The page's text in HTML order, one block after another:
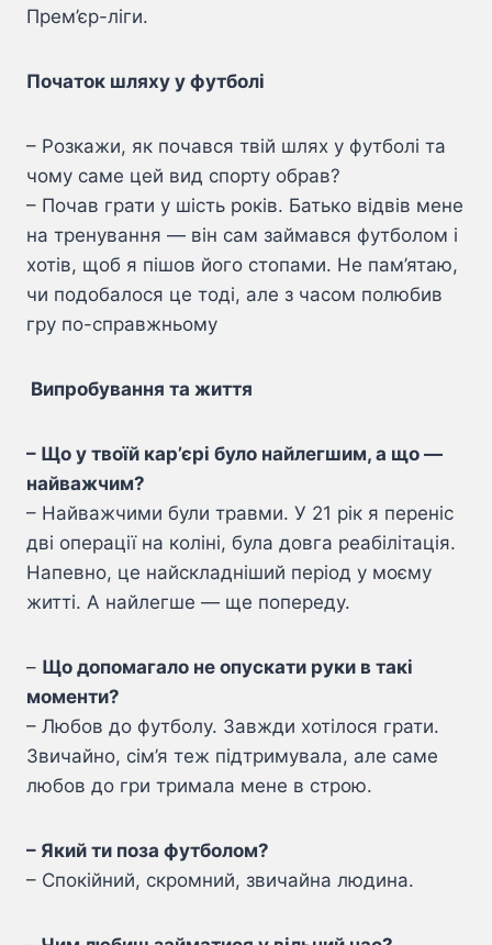
Прем’єр-ліги.
Початок шляху у футболі
– Розкажи, як почався твій шлях у футболі та
чому саме цей вид спорту обрав?
– Почав грати у шість років. Батько відвів мене
на тренування — він сам займався футболом і
хотів, щоб я пішов його стопами. Не пам’ятаю,
чи подобалося це тоді, але з часом полюбив
гру по-справжньому
Випробування та життя
– Що у твоїй кар’єрі було найлегшим, а що —
найважчим?
– Найважчими були травми. У 21 рік я переніс
дві операції на коліні, була довга реабілітація.
Напевно, це найскладніший період у моєму
житті. А найлегше — ще попереду.
– Що допомагало не опускати руки в такі
моменти?
– Любов до футболу. Завжди хотілося грати.
Звичайно, сім’я теж підтримувала, але саме
любов до гри тримала мене в строю.
– Який ти поза футболом?
– Спокійний, скромний, звичайна людина.